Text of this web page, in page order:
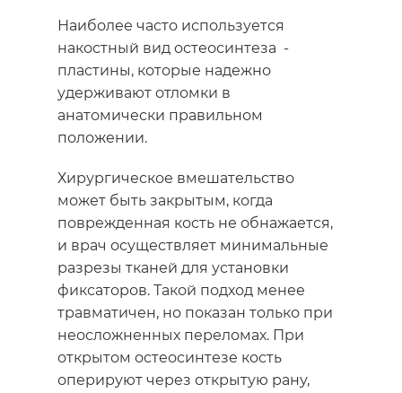
Наиболее часто используется
накостный вид остеосинтеза -
пластины, которые надежно
удерживают отломки в
анатомически правильном
положении.
Хирургическое вмешательство
может быть закрытым, когда
поврежденная кость не обнажается,
и врач осуществляет минимальные
разрезы тканей для установки
фиксаторов. Такой подход менее
травматичен, но показан только при
неосложненных переломах. При
открытом остеосинтезе кость
оперируют через открытую рану,